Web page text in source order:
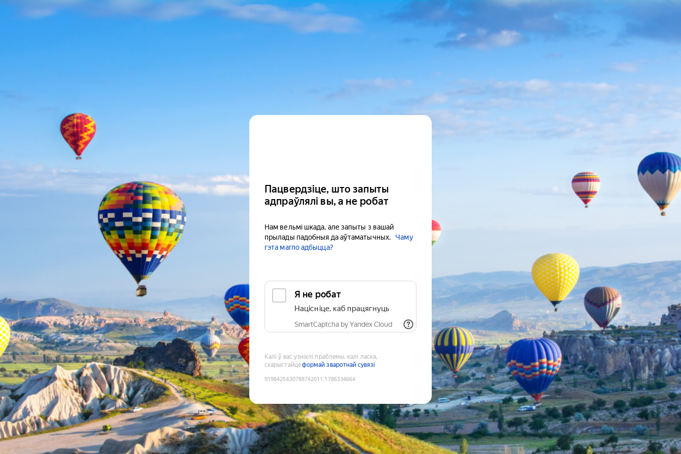
Пацвердзіце, што запыты
адпраўлялі вы, а не робат
Нам вельмі шкада, але запыты з вашай
прылады падобныя да аўтаматычных.
Чаму
гэта магло адбыцца?
Я не робат
Націсніце, каб працягнуць
SmartCaptcha by Yandex Cloud
Калі ў вас узніклі праблемы, калі ласка,
скарыстайцеформай зваротнай сувязі
9198425630788742011 :1786334664